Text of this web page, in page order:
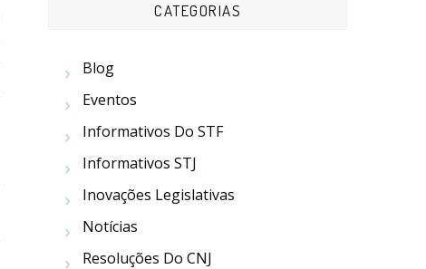
CATEGORIAS
Blog
Eventos
Informativos Do STF
Informativos STJ
Inovações Legislativas
Notícias
Resoluções Do CNJ